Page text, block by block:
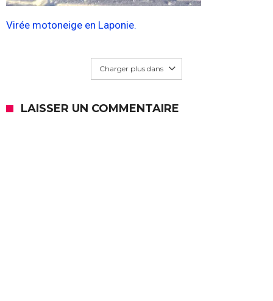
Virée motoneige en Laponie.
Charger plus dans
LAISSER UN COMMENTAIRE